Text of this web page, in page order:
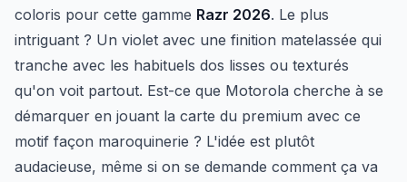
coloris pour cette gamme Razr 2026. Le plus
intriguant ? Un violet avec une finition matelassée qui
tranche avec les habituels dos lisses ou texturés
qu'on voit partout. Est-ce que Motorola cherche à se
démarquer en jouant la carte du premium avec ce
motif façon maroquinerie ? L'idée est plutôt
audacieuse, même si on se demande comment ça va